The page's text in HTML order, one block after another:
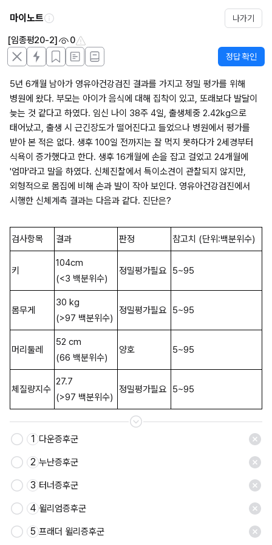
마이노트 나가기
[임종평20-2] 0
정답 확인
5년 6개월 남아가 영유아건강검진 결과를 가지고 정밀 평가를 위해
병원에 왔다. 부모는 아이가 음식에 대해 집착이 있고, 또래보다 발달이
늦는 것 같다고 하였다. 임신 나이 38주 4일, 출생체중 2.42kg으로
태어났고, 출생 시 근긴장도가 떨어진다고 들었으나 병원에서 평가를
받아 본 적은 없다. 생후 100일 전까지는 잘 먹지 못하다가 2세경부터
식욕이 증가했다고 한다. 생후 16개월에 손을 잡고 걸었고 24개월에
'엄마'라고 말을 하였다. 신체진찰에서 특이소견이 관찰되지 않지만,
외형적으로 몸집에 비해 손과 발이 작아 보인다. 영유아건강검진에서
시행한 신체계측 결과는 다음과 같다. 진단은?
검사항목 결과 판정 참고치 (단위:백분위수)
키
104cm
(<3 백분위수)
정밀평가필요 5~95
몸무게
30 kg
(>97 백분위수)
정밀평가필요 5~95
머리둘레
52 cm
(66 백분위수)
양호 5~95
체질량지수
27.7
(>97 백분위수)
정밀평가필요 5~95
저장
1 다운증후군
2 누난증후군
3 터너증후군
4 윌리엄증후군
5 프래더 윌리증후군